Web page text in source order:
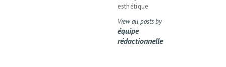
esthétique
View all posts by
équipe
rédactionnelle